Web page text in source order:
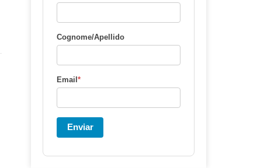
Cognome/Apellido
Email *
Enviar